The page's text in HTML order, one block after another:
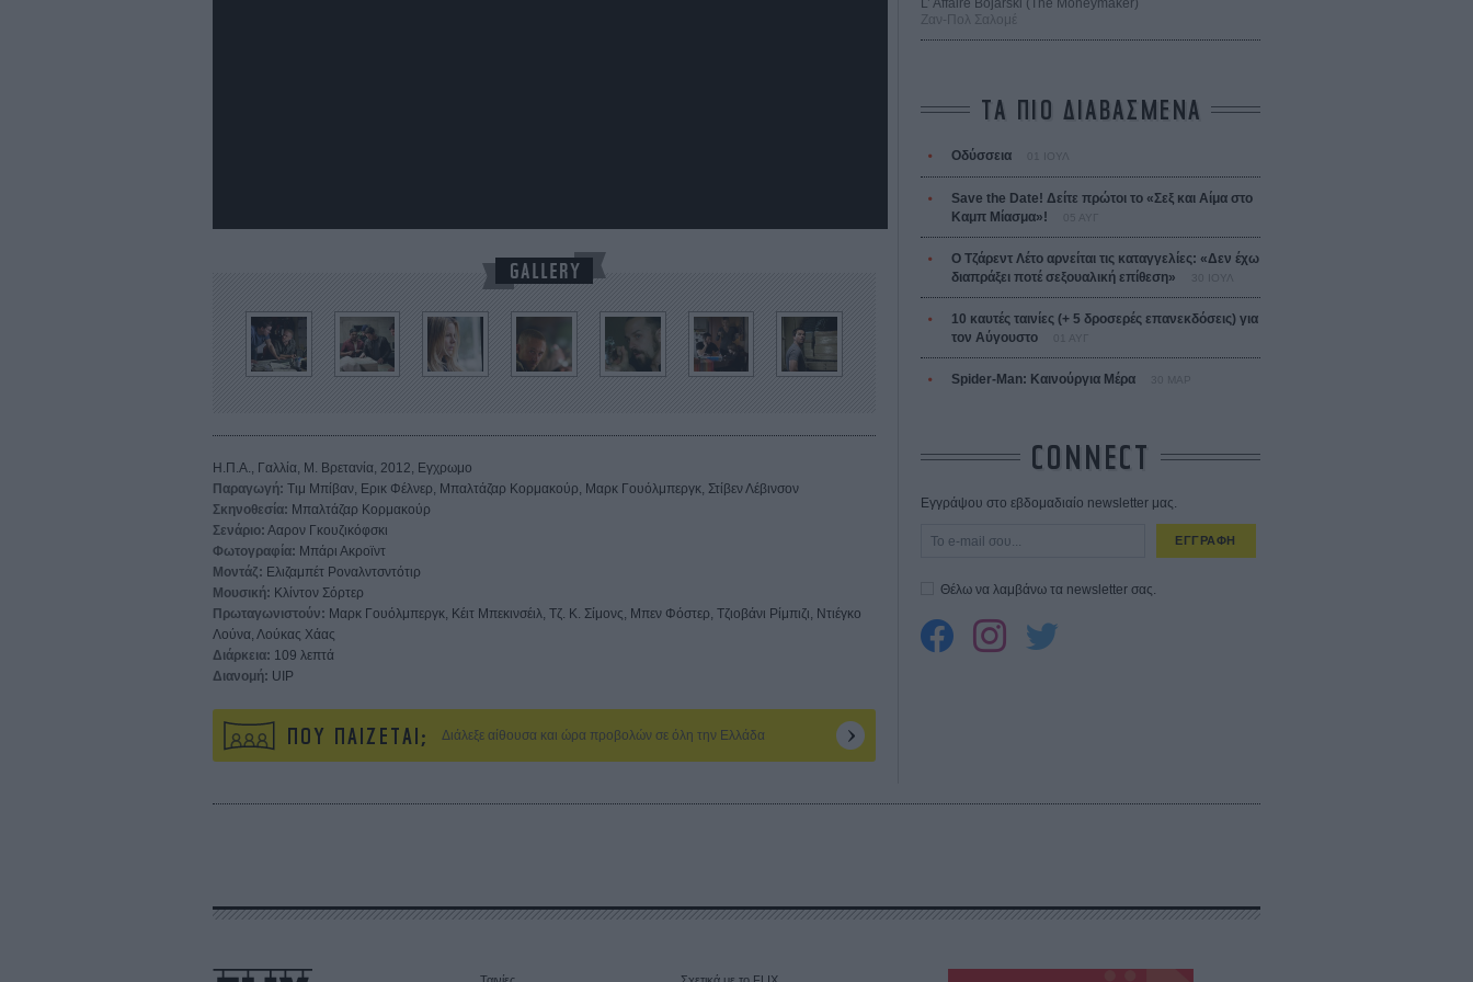
Η.Π.Α., Γαλλία, Μ. Βρετανία, 2012, Εγχρωμο
Παραγωγή: Τιμ Μπίβαν, Ερικ Φέλνερ, Μπαλτάζαρ Κορμακούρ, Μαρκ Γουόλμπεργκ, Στίβεν Λέβινσον
Σκηνοθεσία: Μπαλτάζαρ Κορμακούρ
Σενάριο: Ααρον Γκουζικόφσκι
Φωτογραφία: Μπάρι Ακροϊντ
Μοντάζ: Ελιζαμπέτ Ροναλντσντότιρ
Μουσική: Κλίντον Σόρτερ
Πρωταγωνιστούν: Μαρκ Γουόλμπεργκ, Κέιτ Μπεκινσέιλ, Τζ. Κ. Σίμονς, Μπεν Φόστερ, Τζιοβάνι Ρίμπιζι, Ντιέγκο
Λούνα, Λούκας Χάας
Διάρκεια: 109 λεπτά
Διανομή: UIP
ΠΟΥ ΠΑΙΖΕΤΑΙ; Διάλεξε αίθουσα και ώρα προβολών σε όλη την Ελλάδα
L’ Affaire Bojarski (The Moneymaker)
Ζαν-Πολ Σαλομέ
ΤΑ ΠΙΟ ΔΙΑΒΑΣΜΕΝΑ
Οδύσσεια
Save the Date! Δείτε πρώτοι το «Σεξ και Αίμα στο
Καμπ Μίασμα»!
Ο Τζάρεντ Λέτο αρνείται τις καταγγελίες: «Δεν έχω
διαπράξει ποτέ σεξουαλική επίθεση»
10 καυτές ταινίες (+ 5 δροσερές επανεκδόσεις) για
τον Αύγουστο
Spider-Man: Καινούργια Μέρα 30 ΜΑΡ
CONNECT
Εγγράψου στο εβδομαδιαίο newsletter μας.
ΕΓΓΡΑΦΗ
Θέλω να λαμβάνω τα newsletter σας.